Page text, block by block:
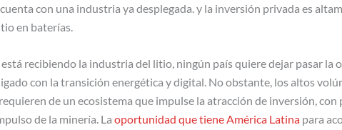
con una industria ya desplegada. y la inversión privada es
en baterías.
recibiendo la industria del litio, ningún país quiere dejar pasar la
con la transición energética y digital. No obstante, los altos
de un ecosistema que impulse la atracción de inversión,
de la minería. La oportunidad que tiene América Latina para